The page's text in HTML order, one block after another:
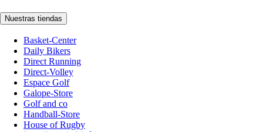
Nuestras tiendas
Basket-Center
Daily Bikers
Direct Running
Direct-Volley
Espace Golf
Galope-Store
Golf and co
Handball-Store
House of Rugby